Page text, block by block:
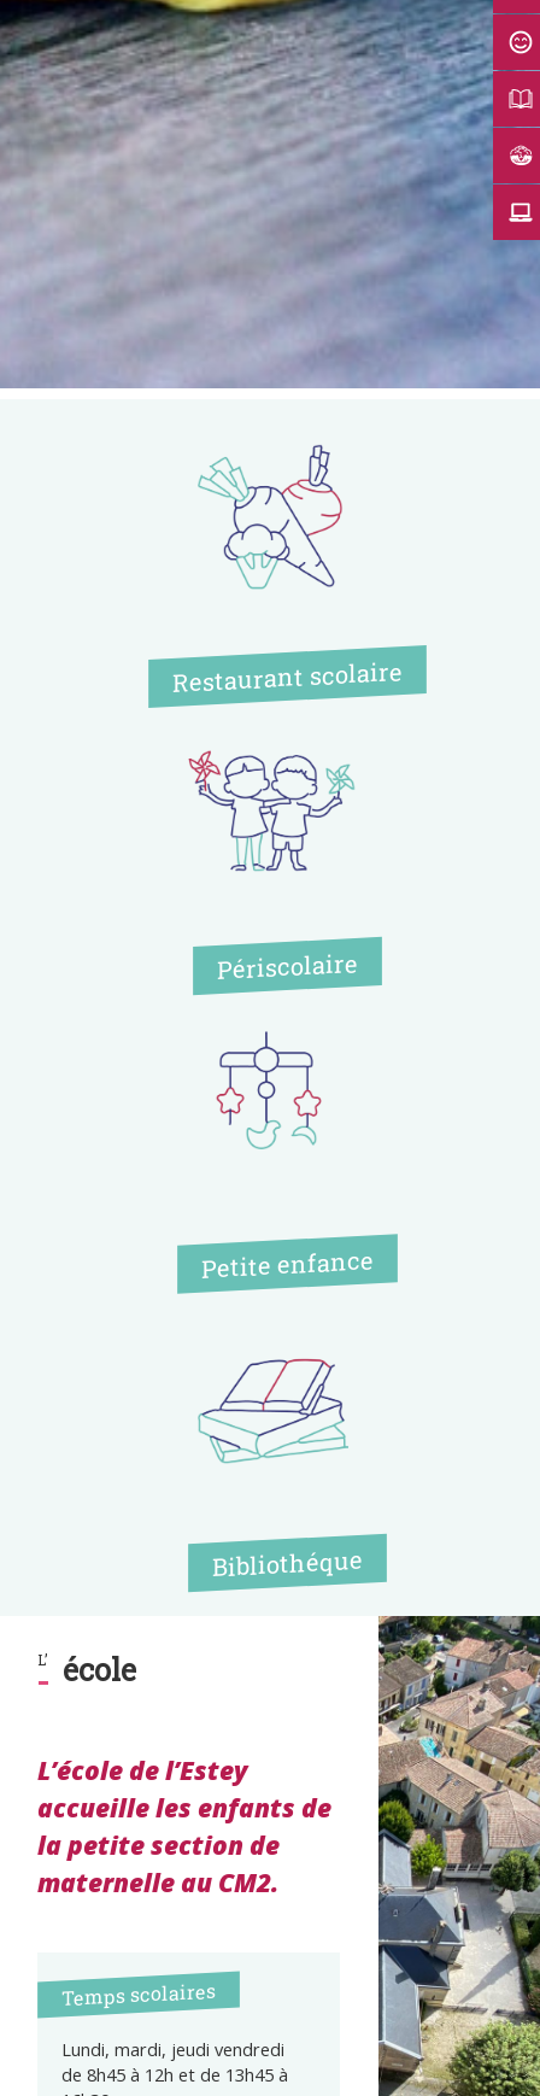
Restaurant scolaire
Périscolaire
Petite enfance
Bibliothéque
L’ école
L’école de l’Estey
accueille les enfants de
la petite section de
maternelle au CM2.
Temps scolaires
Lundi, mardi, jeudi vendredi
de 8h45 à 12h et de 13h45 à